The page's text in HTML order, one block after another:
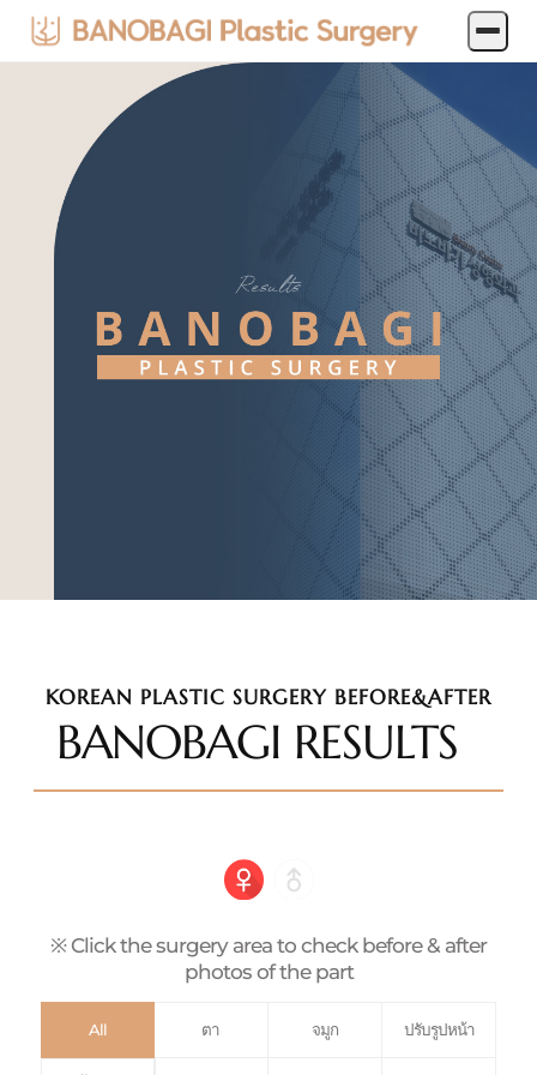
KOREAN PLASTIC SURGERY BEFORE&AFTER
BANOBAGI RESULTS
※ Click the surgery area to check before & after
photos of the part
All ตา จมูก ปรับรูปหน้า